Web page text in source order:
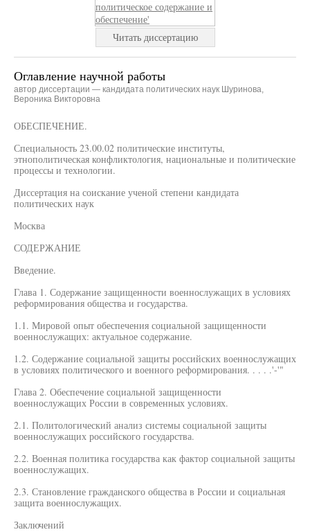
Читать диссертацию
Оглавление научной работы
автор диссертации — кандидата политических наук Шуринова,
Вероника Викторовна
ОБЕСПЕЧЕНИЕ.
Специальность 23.00.02 политические институты,
этнополитическая конфликтология, национальные и политические
процессы и технологии.
Диссертация на соискание ученой степени кандидата
политических наук
Москва
СОДЕРЖАНИЕ
Введение.
Глава 1. Содержание защищенности военнослужащих в условиях
реформирования общества и государства.
1.1. Мировой опыт обеспечения социальной защищенности
военнослужащих: актуальное содержание.
1.2. Содержание социальной защиты российских военнослужащих
в условиях политического и военного реформирования. . . . .'-'"
Глава 2. Обеспечение социальной защищенности
военнослужащих России в современных условиях.
2.1. Политологический анализ системы социальной защиты
военнослужащих российского государства.
2.2. Военная политика государства как фактор социальной защиты
военнослужащих.
2.3. Становление гражданского общества в России и социальная
защита военнослужащих.
Заключений